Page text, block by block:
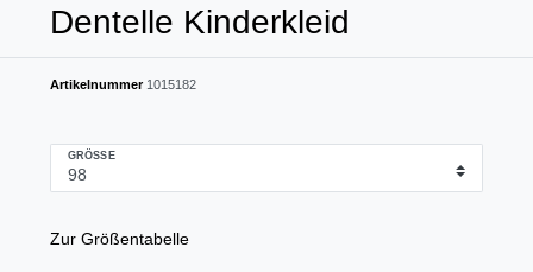
Dentelle Kinderkleid
Artikelnummer 1015182
GRÖSSE
Zur Größentabelle